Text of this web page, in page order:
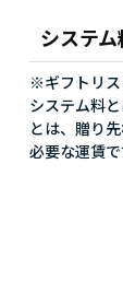
システ
※ギフトリス
システム料
とは、贈り
必要な運賃で